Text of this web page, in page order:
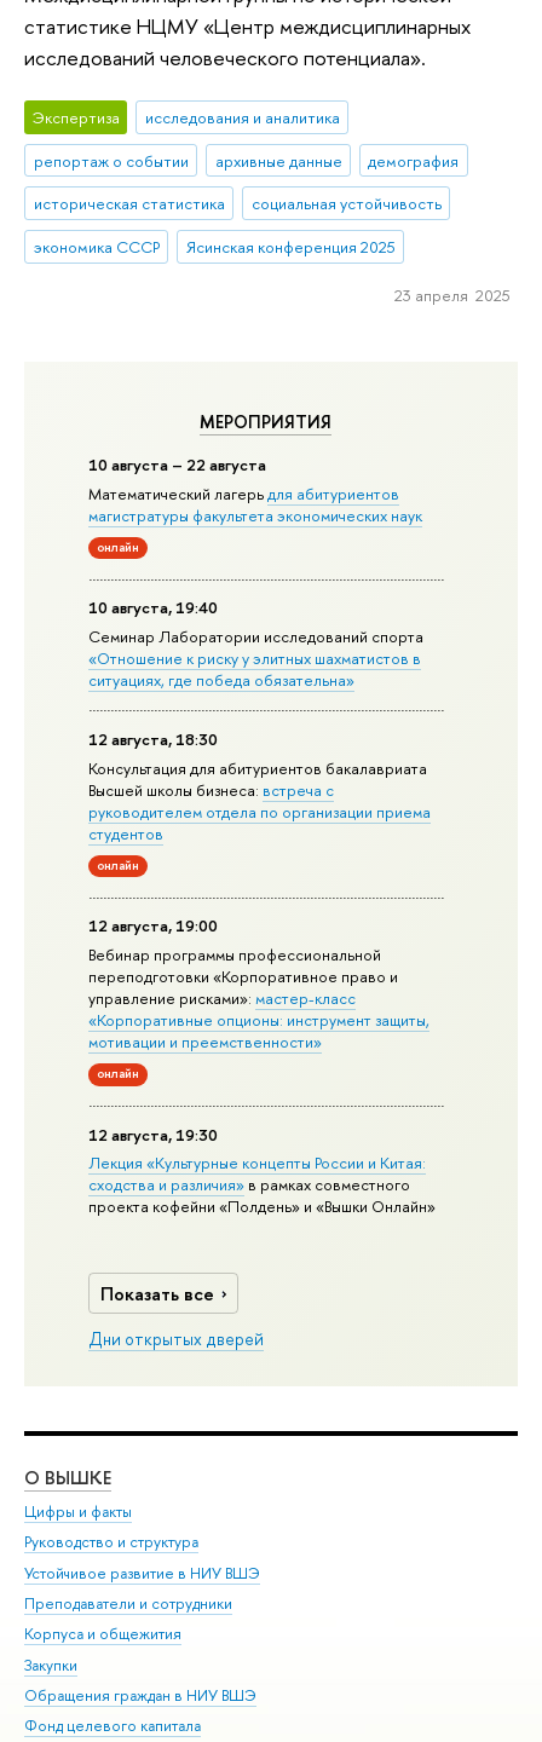
МЕРОПРИЯТИЯ
10 августа – 22 августа
Математический лагерьдля абитуриентов
магистратуры факультета экономических наук
онлайн
10 августа, 19:40
Семинар Лаборатории исследований спорта
«Отношение к риску у элитных шахматистов в
ситуациях, где победа обязательна»
12 августа, 18:30
Консультация для абитуриентов бакалавриата
Высшей школы бизнеса: встреча с
руководителем отдела по организации приема
студентов
онлайн
12 августа, 19:00
Вебинар программы профессиональной
переподготовки «Корпоративное право и
управление рисками»:мастер-класс
«Корпоративные опционы: инструмент защиты,
мотивации и преемственности»
онлайн
12 августа, 19:30
Лекция «Культурные концепты России и Китая:
сходства и различия» в рамках совместного
проекта кофейни «Полдень» и «Вышки Онлайн»
Показать все
Дни открытых дверей
статистике НЦМУ «Центр междисциплинарных
исследований человеческого потенциала».
Экспертиза
исследования и аналитика
репортаж о событии
архивные данные
демография
историческая статистика
социальная устойчивость
экономика СССР
Ясинская конференция 2025
23 апреля 2025
О ВЫШКЕ
Цифры и факты
Руководство и структура
Устойчивое развитие в НИУ ВШЭ
Преподаватели и сотрудники
Корпуса и общежития
Закупки
Обращения граждан в НИУ ВШЭ
Фонд целевого капитала